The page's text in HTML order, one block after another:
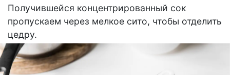
Получившейся концентрированный сок
пропускаем через мелкое сито, чтобы отделить
цедру.